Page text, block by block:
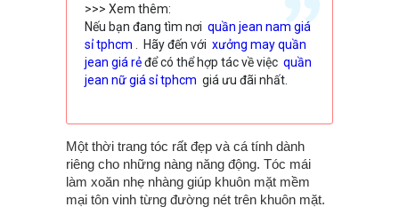
>>> Xem thêm:
Nếu bạn đang tìm nơi quần jean nam giá
sỉ tphcm . Hãy đến với xưởng may quần
jean giá rẻđể có thể hợp tác về việc quần
jean nữ giá sỉ tphcm giá ưu đãi nhất.
Một thời trang tóc rất đẹp và cá tính dành
riêng cho những nàng năng động. Tóc mái
làm xoăn nhẹ nhàng giúp khuôn mặt mềm
mại tôn vinh từng đường nét trên khuôn mặt.